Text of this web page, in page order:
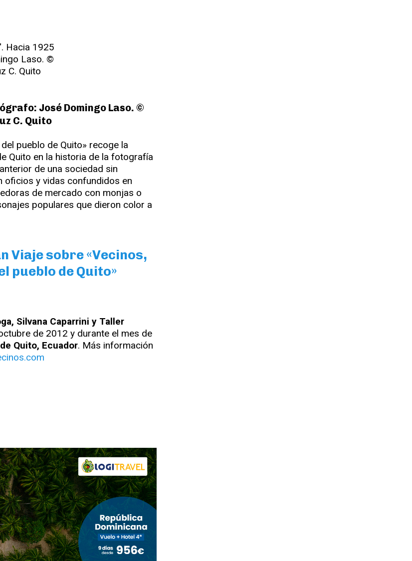
José Domingo Laso. ©
C. Quito
pueblo de Quito» recoge la
Quito en la historia de la fotografía
de una sociedad sin
oficios y vidas confundidos en
de mercado con monjas o
populares que dieron color a
Viaje sobre «Vecinos,
pueblo de Quito»
Silvana Caparrini y Taller
de 2012 y durante el mes de
Quito, Ecuador. Más información